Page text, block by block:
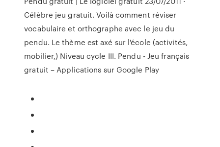
Célèbre jeu gratuit. Voilà comment réviser
vocabulaire et orthographe avec le jeu du
pendu. Le thème est axé sur l'école (activités,
mobilier,) Niveau cycle III. Pendu - Jeu français
gratuit – Applications sur Google Play